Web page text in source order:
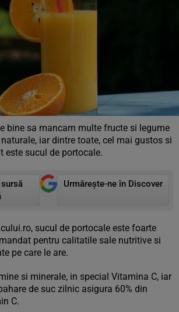
bine sa mancam multe fructe si legume
iar dintre toate, cel mai gustos si
este sucul de portocale.
Urmărește-ne în Discover
sucul de portocale este foarte
pentru calitatile sale nutritive si
pe care le are.
si minerale, in special Vitamina C, iar
de suc zilnic asigura 60% din
C.